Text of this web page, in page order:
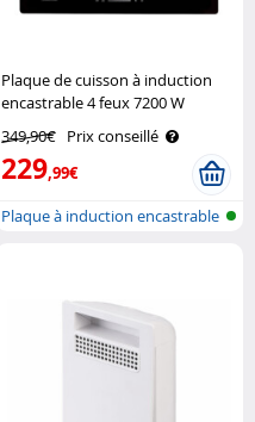
Plaque de cuisson à induction
encastrable 4 feux 7200 W
349,90€ Prix conseillé
229,99€
Plaque à induction encastrable